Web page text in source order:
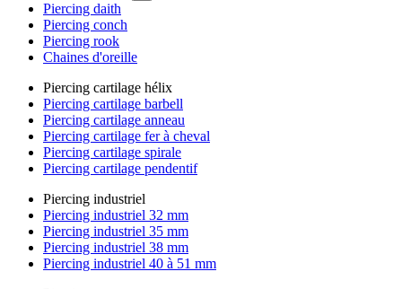
Piercing daith
Piercing conch
Piercing rook
Chaines d'oreille
Piercing cartilage hélix
Piercing cartilage barbell
Piercing cartilage anneau
Piercing cartilage fer à cheval
Piercing cartilage spirale
Piercing cartilage pendentif
Piercing industriel
Piercing industriel 32 mm
Piercing industriel 35 mm
Piercing industriel 38 mm
Piercing industriel 40 à 51 mm